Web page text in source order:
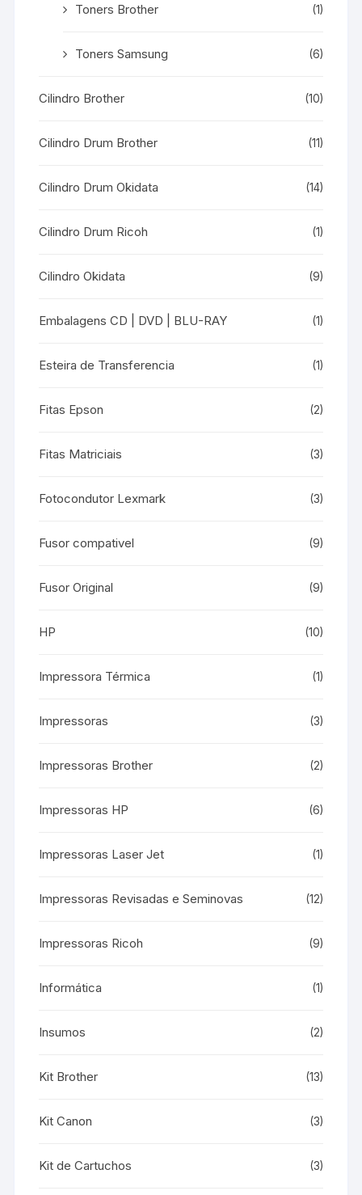
Toners Brother (1)
Toners Samsung (6)
Cilindro Brother (10)
Cilindro Drum Brother (11)
Cilindro Drum Okidata (14)
Cilindro Drum Ricoh (1)
Cilindro Okidata (9)
Embalagens CD | DVD | BLU-RAY (1)
Esteira de Transferencia (1)
Fitas Epson (2)
Fitas Matriciais (3)
Fotocondutor Lexmark (3)
Fusor compativel (9)
Fusor Original (9)
HP (10)
Impressora Térmica (1)
Impressoras (3)
Impressoras Brother (2)
Impressoras HP (6)
Impressoras Laser Jet (1)
Impressoras Revisadas e Seminovas (12)
Impressoras Ricoh (9)
Informática (1)
Insumos (2)
Kit Brother (13)
Kit Canon (3)
Kit de Cartuchos (3)